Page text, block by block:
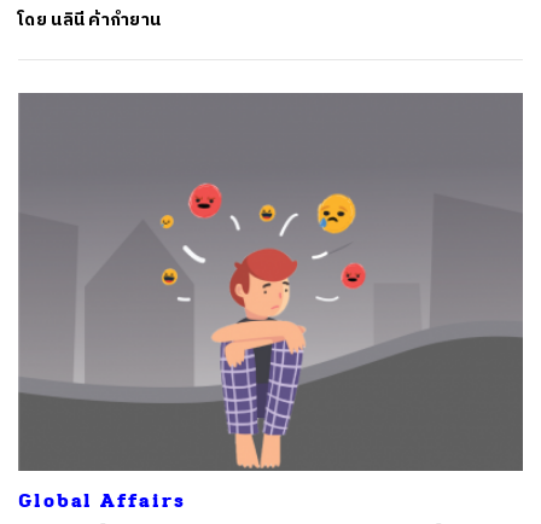
โดย นลินี ค้ากำยาน
Global Affairs